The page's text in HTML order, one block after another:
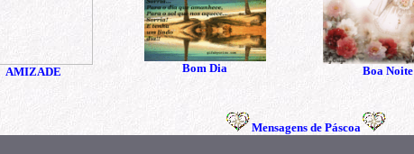
AMIZADE Bom Dia
Boa Noite
Mensagens de Páscoa